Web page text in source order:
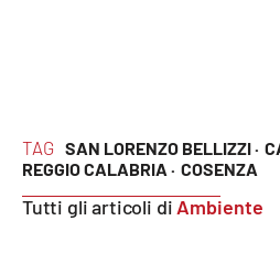
Lacplay.it
Lactv.it
TAG SAN LORENZO BELLIZZI ·
REGGIO CALABRIA · COSENZA
Tutti gli articoli di Ambiente